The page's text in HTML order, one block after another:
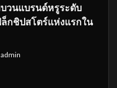
วนแบรนด์หรูระดับ
กชิปสโตร์แห่งแรกใน
admin